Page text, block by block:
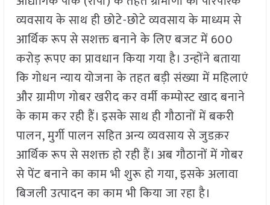
व्यवसाय के साथ ही छोटे-छोटे व्यवसाय के माध्यम से
आर्थिक रूप से सशक्त बनाने के लिए बजट में 600
करोड़ रूपए का प्रावधान किया गया है। उन्होंने बताया
कि गोधन न्याय योजना के तहत बड़ी संख्या में महिलाएं
और ग्रामीण गोबर खरीद कर वर्मी कम्पोस्ट खाद बनाने
के काम कर रही हैं। इसके साथ ही गौठानों में बकरी
पालन, मुर्गी पालन सहित अन्य व्यवसाय से जुडक़र
आर्थिक रूप से सशक्त हो रही हैं। अब गौठानों में गोबर
से पेंट बनाने का काम भी शुरू हो गया, इसके अलावा
बिजली उत्पादन का काम भी किया जा रहा है।